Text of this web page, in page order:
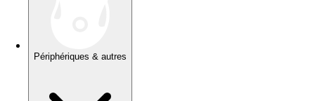
Périphériques & autres